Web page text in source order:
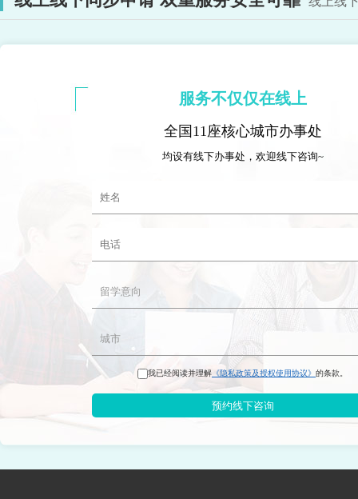
服务不仅仅在线上
全国11座核心城市办事处
均设有线下办事处，欢迎线下咨询~
我已经阅读并理解 《隐私政策及授权使用协议》 的条款。
预约线下咨询